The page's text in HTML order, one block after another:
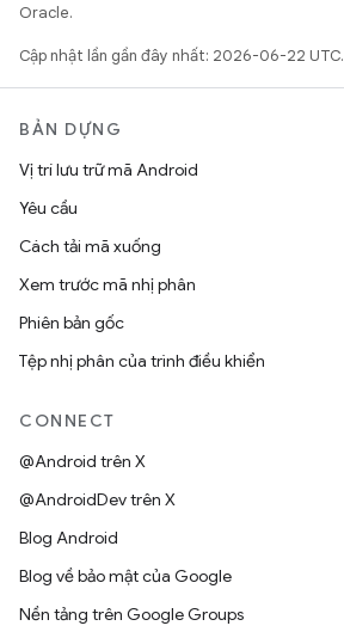
Oracle.
Cập nhật lần gần đây nhất: 2026-06-22 UTC.
BẢN DỰNG
Vị trí lưu trữ mã Android
Yêu cầu
Cách tải mã xuống
Xem trước mã nhị phân
Phiên bản gốc
Tệp nhị phân của trình điều khiển
CONNECT
@Android trên X
@AndroidDev trên X
Blog Android
Blog về bảo mật của Google
Nền tảng trên Google Groups